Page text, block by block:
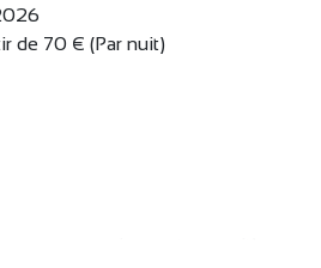
de 70 € (Par nuit)
personne majeure et par nuit).